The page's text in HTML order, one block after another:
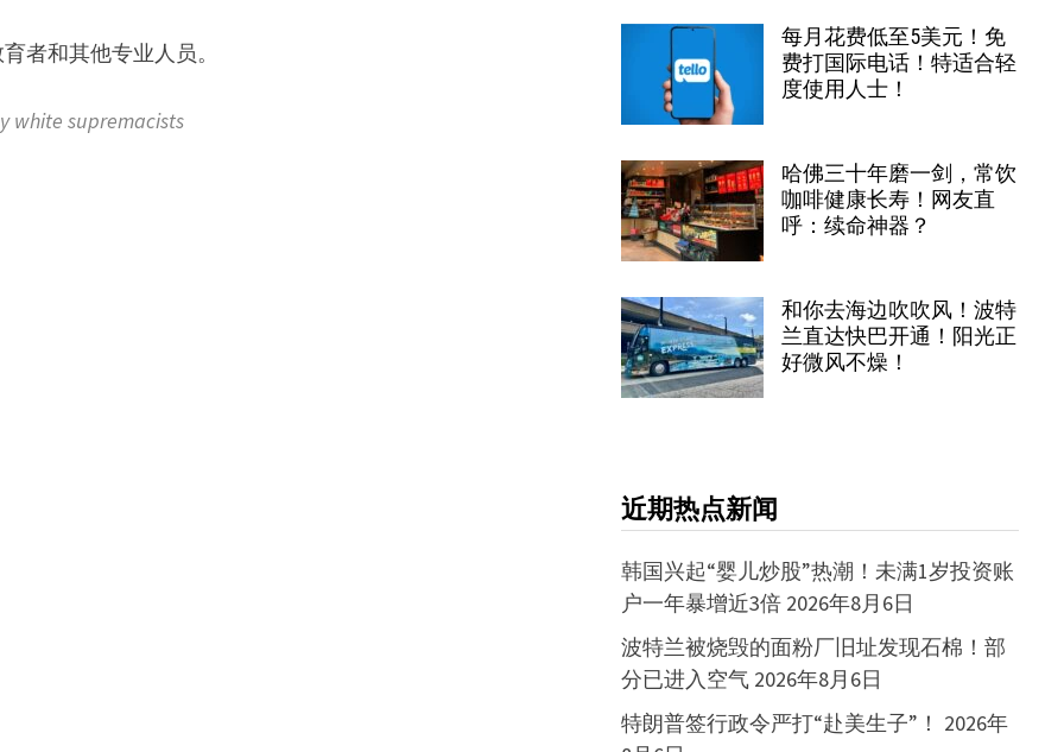
者和其他专业人员。
white supremacists
每月花费低至5美元！免
费打国际电话！特适合轻
度使用人士！
哈佛三十年磨一剑，常饮
咖啡健康长寿！网友直
呼：续命神器？
和你去海边吹吹风！波特
兰直达快巴开通！阳光正
好微风不燥！
近期热点新闻
韩国兴起“婴儿炒股”热潮！未满1岁投资账
户一年暴增近3倍 2026年8月6日
波特兰被烧毁的面粉厂旧址发现石棉！部
分已进入空气 2026年8月6日
特朗普签行政令严打“赴美生子”！ 2026年